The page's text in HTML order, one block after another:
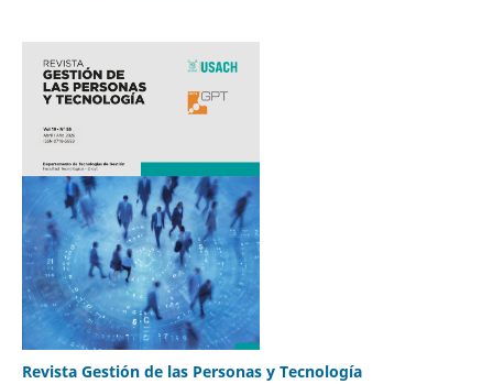
Revista Gestión de las Personas y Tecnología